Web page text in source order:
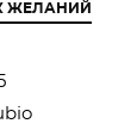
ЖЕЛАНИЙ